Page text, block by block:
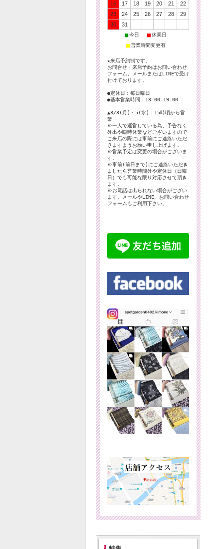
16
17 18 19 20 21
22
23
24 25 26 27 28
29
30
31
■今日 ■休業日
■ 営業時間変更有
★来店予約制です。
お問合せ・来店予約はお問い合わせ
フォーム、メールまたはLINEで受け
付けております。
●定休日：毎日曜日
●基本営業時間：13:00-19:00
▲8/3(月)・5(水)：15時頃から営
業
※一人で運営している為、予告なく
外出や臨時休業などございますので
ご来店の際には事前にご連絡いただ
きますようお願い申し上げます。
※営業予定は変更の場合がございま
す。
※事前(前日まで)にご連絡いただき
ましたら営業時間外や定休日（日曜
日）でも可能な限り対応させて頂き
ます。
※お電話は出られない場合がござい
ます。メールやLINE、お問い合わせ
フォームもご利用下さい。